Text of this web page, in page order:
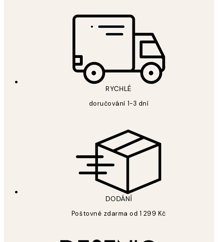
RYCHLÉ
doručování 1-3 dní
DODÁNÍ
Poštovné zdarma od 1 299 Kč